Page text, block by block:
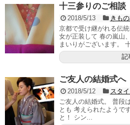
十三参りのご相談
2018/5/13
きも
京都で受け継がれる伝
女が正装して 春の嵐山
まいりがございます。
記
ご友人の結婚式へ
2018/5/12
スタ
ご友人の結婚式。 普段
とも 考えられたようで
と！ シン...